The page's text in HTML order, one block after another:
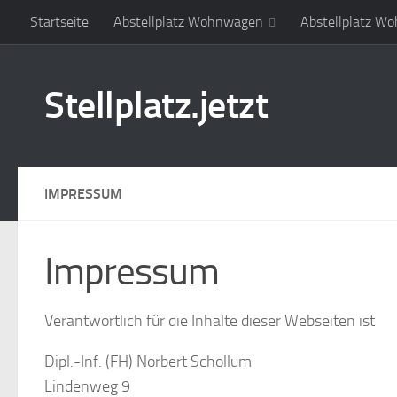
Zum Inhalt springen
Startseite Abstellplatz Wohnwagen Abstellplatz
Stellplatz.jetzt
IMPRESSUM
Impressum
Verantwortlich für die Inhalte dieser Webseiten ist
Dipl.-Inf. (FH) Norbert Schollum
Lindenweg 9